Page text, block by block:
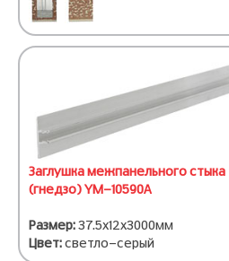
Заглушка межпанельного стыка
(гнедзо) YM-10590A
Размер: 37.5х12х3000мм
Цвет: светло-серый